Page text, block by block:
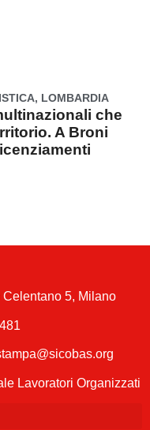
, LOMBARDIA
che
A Broni
5, Milano
Lavoratori Organizzati